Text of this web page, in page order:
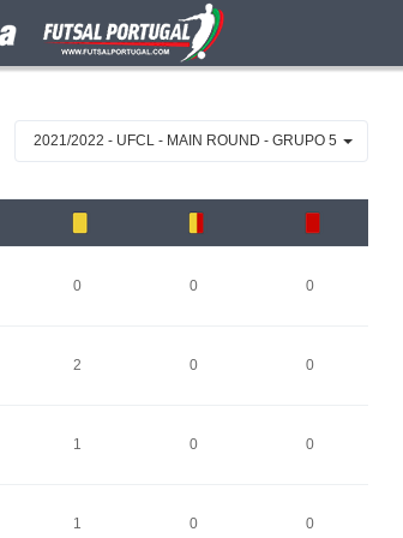
2021/2022 - UFCL - MAIN ROUND - GRUPO 5
0 0 0
2 0 0
1 0 0
1 0 0